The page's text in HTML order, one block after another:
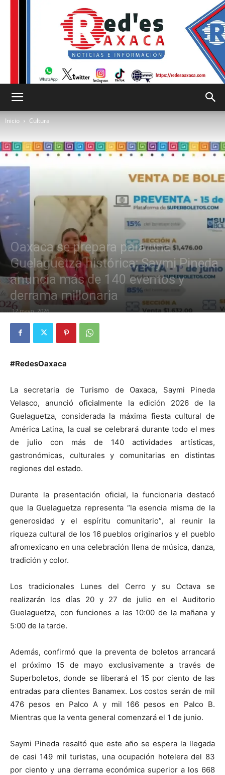
es
Oaxaca
Inicio Cultura
Oaxaca se prepara para una
Guelaguetza histórica; Saymi Pineda
anuncia más de 140 eventos y
derrama millonaria
12 mayo, 2026
#RedesOaxaca
La secretaria de Turismo de Oaxaca, Saymi Pineda
Velasco, anunció oficialmente la edición 2026 de la
Guelaguetza, considerada la máxima fiesta cultural de
América Latina, la cual se celebrará durante todo el mes
de julio con más de 140 actividades artísticas,
gastronómicas, culturales y comunitarias en distintas
regiones del estado.
Durante la presentación oficial, la funcionaria destacó
que la Guelaguetza representa “la esencia misma de la
generosidad y el espíritu comunitario”, al reunir la
riqueza cultural de los 16 pueblos originarios y el pueblo
afromexicano en una celebración llena de música, danza,
tradición y color.
Los tradicionales Lunes del Cerro y su Octava se
realizarán los días 20 y 27 de julio en el Auditorio
Guelaguetza, con funciones a las 10:00 de la mañana y
5:00 de la tarde.
Además, confirmó que la preventa de boletos arrancará
el próximo 15 de mayo exclusivamente a través de
Superboletos, donde se liberará el 15 por ciento de las
entradas para clientes Banamex. Los costos serán de mil
476 pesos en Palco A y mil 166 pesos en Palco B.
Mientras que la venta general comenzará el 1 de junio.
Saymi Pineda resaltó que este año se espera la llegada
de casi 149 mil turistas, una ocupación hotelera del 83
por ciento y una derrama económica superior a los 668